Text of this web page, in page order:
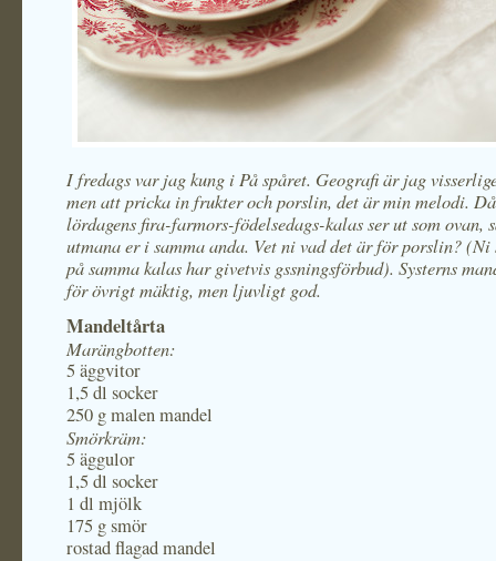
I fredags var jag kung i På spåret. Geografi är jag
men att pricka in frukter och porslin, det är min melodi.
lördagens fira-farmors-födelsedags-kalas ser ut som ovan,
utmana er i samma anda. Vet ni vad det är för porslin? (Ni
på samma kalas har givetvis gssningsförbud). Systerns
för övrigt mäktig, men ljuvligt god.
Mandeltårta
Marängbotten:
5 äggvitor
1,5 dl socker
250 g malen mandel
Smörkräm:
5 äggulor
1,5 dl socker
1 dl mjölk
175 g smör
rostad flagad mandel